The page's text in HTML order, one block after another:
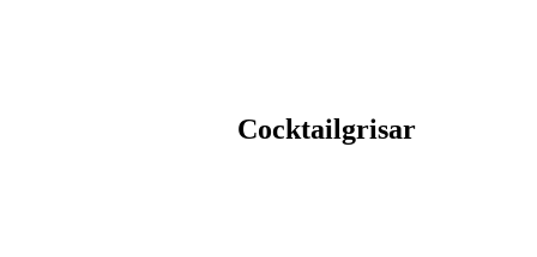
Cocktailgrisar